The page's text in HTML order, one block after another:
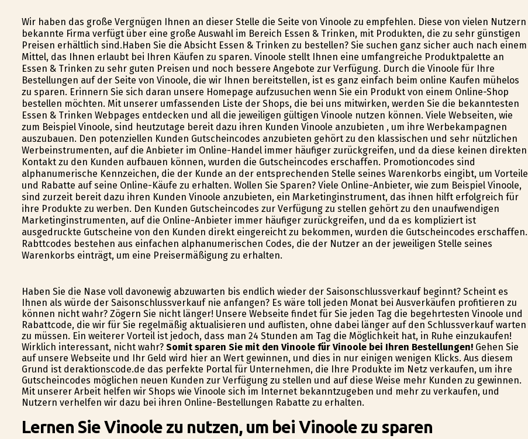
Wir haben das große Vergnügen Ihnen an dieser Stelle die Seite von Vinoole zu empfehlen. Diese von vielen Nutzern
bekannte Firma verfügt über eine große Auswahl im Bereich Essen & Trinken, mit Produkten, die zu sehr günstigen
Preisen erhältlich sind.Haben Sie die Absicht Essen & Trinken zu bestellen? Sie suchen ganz sicher auch nach einem
Mittel, das Ihnen erlaubt bei Ihren Käufen zu sparen. Vinoole stellt Ihnen eine umfangreiche Produktpalette an
Essen & Trinken zu sehr guten Preisen und noch bessere Angebote zur Verfügung. Durch die Vinoole für Ihre
Bestellungen auf der Seite von Vinoole, die wir Ihnen bereitstellen, ist es ganz einfach beim online Kaufen mühelos
zu sparen. Erinnern Sie sich daran unsere Homepage aufzusuchen wenn Sie ein Produkt von einem Online-Shop
bestellen möchten. Mit unserer umfassenden Liste der Shops, die bei uns mitwirken, werden Sie die bekanntesten
Essen & Trinken Webpages entdecken und all die jeweiligen gültigen Vinoole nutzen können. Viele Webseiten, wie
zum Beispiel Vinoole, sind heutzutage bereit dazu ihren Kunden Vinoole anzubieten , um ihre Werbekampagnen
auszubauen. Den potenziellen Kunden Gutscheincodes anzubieten gehört zu den klassischen und sehr nützlichen
Werbeinstrumenten, auf die Anbieter im Online-Handel immer häufiger zurückgreifen, und da diese keinen direkten
Kontakt zu den Kunden aufbauen können, wurden die Gutscheincodes erschaffen. Promotioncodes sind
alphanumerische Kennzeichen, die der Kunde an der entsprechenden Stelle seines Warenkorbs eingibt, um Vorteile
und Rabatte auf seine Online-Käufe zu erhalten. Wollen Sie Sparen? Viele Online-Anbieter, wie zum Beispiel Vinoole,
sind zurzeit bereit dazu ihren Kunden Vinoole anzubieten, ein Marketinginstrument, das ihnen hilft erfolgreich für
ihre Produkte zu werben. Den Kunden Gutscheincodes zur Verfügung zu stellen gehört zu den unaufwendigen
Marketinginstrumenten, auf die Online-Anbieter immer häufiger zurückgreifen, und da es kompliziert ist
ausgedruckte Gutscheine von den Kunden direkt eingereicht zu bekommen, wurden die Gutscheincodes erschaffen.
Rabttcodes bestehen aus einfachen alphanumerischen Codes, die der Nutzer an der jeweiligen Stelle seines
Warenkorbs einträgt, um eine Preisermäßigung zu erhalten.
Haben Sie die Nase voll davonewig abzuwarten bis endlich wieder der Saisonschlussverkauf beginnt? Scheint es
Ihnen als würde der Saisonschlussverkauf nie anfangen? Es wäre toll jeden Monat bei Ausverkäufen profitieren zu
können nicht wahr? Zögern Sie nicht länger! Unsere Webseite findet für Sie jeden Tag die begehrtesten Vinoole und
Rabattcode, die wir für Sie regelmäßig aktualisieren und auflisten, ohne dabei länger auf den Schlussverkauf warten
zu müssen. Ein weiterer Vorteil ist jedoch, dass man 24 Stunden am Tag die Möglichkeit hat, in Ruhe einzukaufen!
Wirklich interessant, nicht wahr? Somit sparen Sie mit den Vinoole für Vinoole bei Ihren Bestellungen!Gehen Sie
auf unsere Webseite und Ihr Geld wird hier an Wert gewinnen, und dies in nur einigen wenigen Klicks. Aus diesem
Grund ist deraktionscode.de das perfekte Portal für Unternehmen, die Ihre Produkte im Netz verkaufen, um ihre
Gutscheincodes möglichen neuen Kunden zur Verfügung zu stellen und auf diese Weise mehr Kunden zu gewinnen.
Mit unserer Arbeit helfen wir Shops wie Vinoole sich im Internet bekanntzugeben und mehr zu verkaufen, und
Nutzern verhelfen wir dazu bei ihren Online-Bestellungen Rabatte zu erhalten.
Lernen Sie Vinoole zu nutzen, um bei Vinoole zu sparen